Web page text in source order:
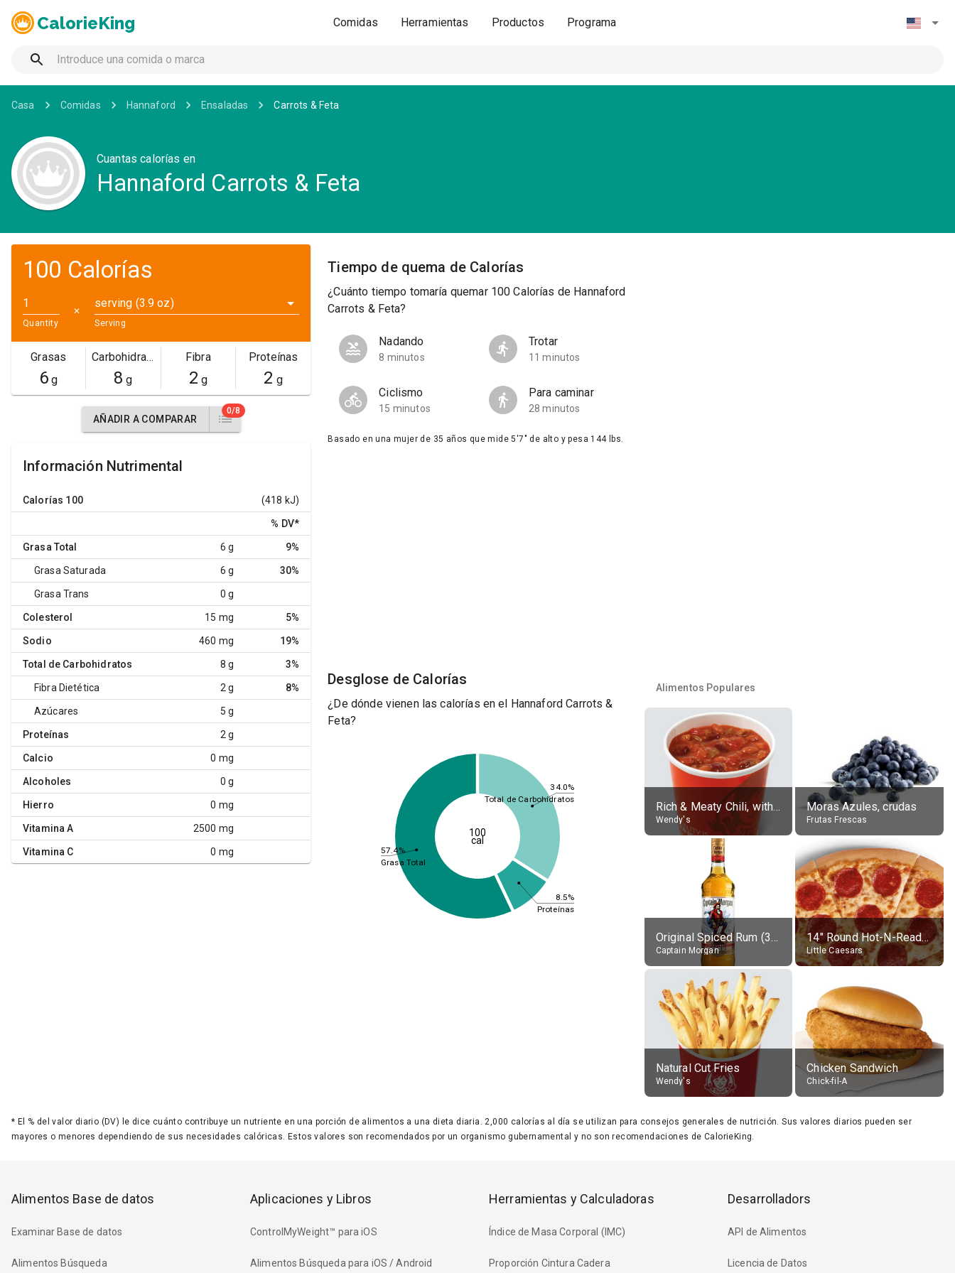
CalorieKing Comidas Herramientas Productos Programa
Casa Comidas Hannaford Ensaladas Carrots & Feta
Cuantas calorías en
Hannaford Carrots & Feta
100 Calorías
Quantity
✕
serving (3.9 oz)
Serving
Grasas
6 g
Carbohidratos
8 g
Fibra
2 g
Proteínas
2 g
AÑADIR A COMPARAR
0/8
Información Nutrimental
Calorías 100 (418 kJ)
% DV*
Grasa Total 6 g 9%
Grasa Saturada 6 g 30%
Grasa Trans 0 g
Colesterol 15 mg 5%
Sodio 460 mg 19%
Total de Carbohidratos 8 g 3%
Fibra Dietética 2 g 8%
Azúcares 5 g
Proteínas 2 g
Calcio 0 mg
Alcoholes 0 g
Hierro 0 mg
Vitamina A 2500 mg
Vitamina C 0 mg
Tiempo de quema de Calorías
¿Cuánto tiempo tomaría quemar 100 Calorías de Hannaford
Carrots & Feta?
Nadando
8 minutos
Trotar
11 minutos
Ciclismo
15 minutos
Para caminar
28 minutos
Basado en una mujer de 35 años que mide 5'7" de alto y pesa 144 lbs.
Desglose de Calorías
¿De dónde vienen las calorías en el Hannaford Carrots &
Feta?
34.0%
8.5%
57.4%
Total de Carbohidratos
Proteínas
Grasa Total
100
cal
Alimentos Populares
Rich & Meaty Chili, without toppings, large
Wendy's
Moras Azules, crudas
Frutas Frescas
Original Spiced Rum (35% alc.)
Captain Morgan
14" Round Hot-N-Ready Pepperoni Pizza
Little Caesars
Natural Cut Fries
Wendy's
Chicken Sandwich
Chick-fil-A
* El % del valor diario (DV) le dice cuánto contribuye un nutriente en una porción de alimentos a una dieta diaria. 2,000 calorías al día se utilizan para consejos generales de nutrición. Sus valores diarios pueden ser
mayores o menores dependiendo de sus necesidades calóricas. Estos valores son recomendados por un organismo gubernamental y no son recomendaciones de CalorieKing.
Alimentos Base de datos
Examinar Base de datos
Alimentos Búsqueda
Aplicaciones y Libros
ControlMyWeight™ para iOS
Alimentos Búsqueda para iOS / Android
Herramientas y Calculadoras
Índice de Masa Corporal (IMC)
Proporción Cintura Cadera
Desarrolladors
API de Alimentos
Licencia de Datos